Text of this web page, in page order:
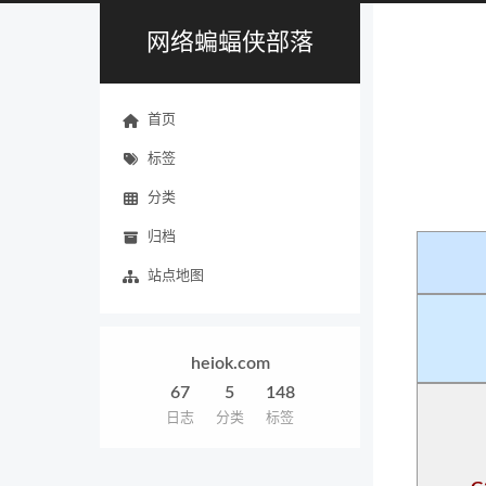
网络蝙蝠侠部落
首页
标签
分类
归档
站点地图
heiok.com
67
日志
5
分类
148
标签